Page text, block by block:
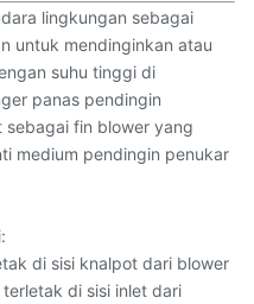
lingkungan sebagai
untuk mendinginkan atau
suhu tinggi di
panas pendingin
sebagai fin blower yang
medium pendingin penukar
di sisi knalpot dari blower
di sisi inlet dari